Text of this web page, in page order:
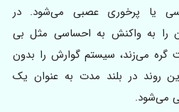
یا پرخوری عصبی می‌شود. در
را به واکنش به احساسی مثل بی
گره می‌زند، سیستم گوارش را بدون
روند در بلند مدت به عنوان یک
می‌شود.